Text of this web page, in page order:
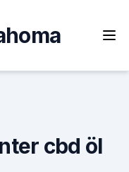
cbd öl